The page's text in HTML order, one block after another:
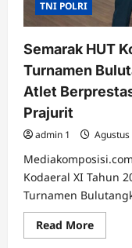
TNI POLRI
Semarak HUT
Turnamen
Atlet
Prajurit
admin 1
Kodaeral XI Tahun
Turnamen
Read MoreRead
more